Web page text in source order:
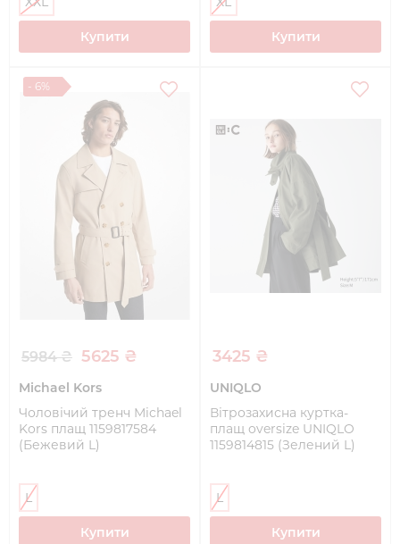
Купити Купити
- 6%
5984 ₴ 5625 ₴
Michael Kors
Чоловічий тренч Michael
Kors плащ 1159817584
(Бежевий L)
L
Купити
3425 ₴
UNIQLO
Вітрозахисна куртка-
плащ oversize UNIQLO
1159814815 (Зелений L)
L
Купити